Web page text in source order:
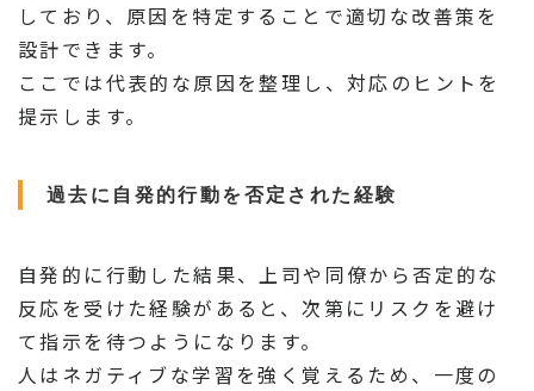
しており、原因を特定することで適切な改善策を
設計できます。
ここでは代表的な原因を整理し、対応のヒントを
提示します。
過去に自発的行動を否定された経験
自発的に行動した結果、上司や同僚から否定的な
反応を受けた経験があると、次第にリスクを避け
て指示を待つようになります。
人はネガティブな学習を強く覚えるため、一度の